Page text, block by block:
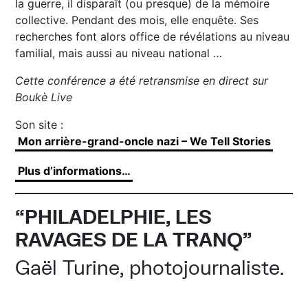
la guerre, il disparaît (ou presque) de la mémoire
collective. Pendant des mois, elle enquête. Ses
recherches font alors office de révélations au niveau
familial, mais aussi au niveau national …
Cette conférence a été retransmise en direct sur
Boukè Live
Son site :
Mon arrière-grand-oncle nazi – We Tell Stories
Plus d’informations…
“PHILADELPHIE, LES
RAVAGES DE LA TRANQ”
Gaël Turine, photojournaliste.